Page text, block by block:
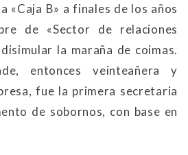
«Caja B» a finales de los años
de «Sector de relaciones
la maraña de coimas.
entonces veinteañera y
fue la primera secretaria
de sobornos, con base en